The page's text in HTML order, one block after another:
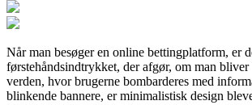
Når man besøger en online bettingplatform, er
førstehåndsindtrykket, der afgør, om man
verden, hvor brugerne bombarderes med
blinkende bannere, er minimalistisk design